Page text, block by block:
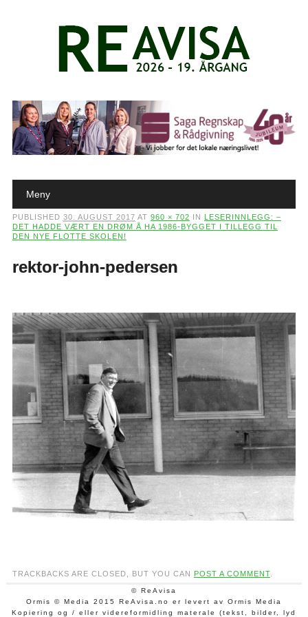
Main menu
Meny
PUBLISHED 30. AUGUST 2017 AT 960 × 702 IN
LESERINNLEGG: –
DET HADDE VÆRT EN DRØM Å HA 1986-BYGGET I TILLEGG TIL
DEN NYE FLOTTE SKOLEN!
rektor-john-pedersen
TRACKBACKS ARE CLOSED, BUT YOU CAN POST A COMMENT.
© ReAvisa
Ormis © Media 2015 ReAvisa.no er levert av Ormis Media
Kopiering og / eller videreformidling materale (tekst, bilder, lyd